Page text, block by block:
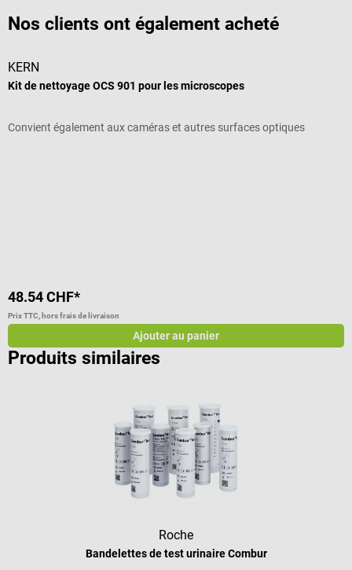
Nos clients ont également acheté
KERN
Kit de nettoyage OCS 901 pour les microscopes
Convient également aux caméras et autres surfaces optiques
48.54 CHF*
Prix TTC, hors frais de livraison
Ajouter au panier
Produits similaires
Roche
Bandelettes de test urinaire Combur